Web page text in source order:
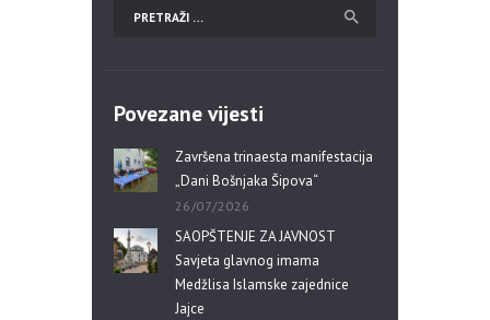
Povezane vijesti
Završena trinaesta manifestacija
„Dani Bošnjaka Šipova“
26/07/2026
SAOPŠTENJE ZA JAVNOST
Savjeta glavnog imama
Medžlisa Islamske zajednice
Jajce